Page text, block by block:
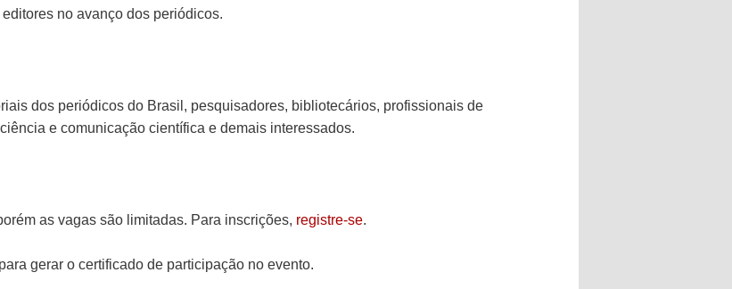
no avanço dos periódicos.
dos periódicos do Brasil, pesquisadores, bibliotecários, profissionais de
e comunicação científica e demais interessados.
as vagas são limitadas. Para inscrições, registre-se.
gerar o certificado de participação no evento.